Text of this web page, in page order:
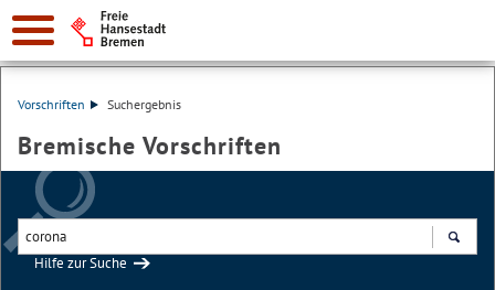
Vorschriften Suchergebnis
Bremische Vorschriften
Hilfe zur Suche